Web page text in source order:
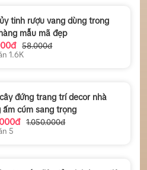
tinh rượu vang dùng trong
mẫu mã đẹp
58.000đ
1.6K
đứng trang trí decor nhà
ấm cúm sang trọng
1.050.000đ
5